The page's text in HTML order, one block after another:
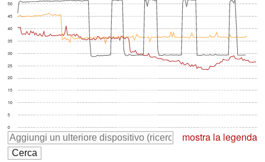
0
5
10
15
20
25
30
35
40
45
50
mostra la legenda